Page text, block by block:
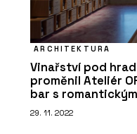
ARCHITEKTURA
Vinařství pod
proměnil Ateliér
bar s
29. 11. 2022